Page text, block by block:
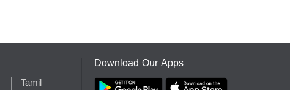
Tamil
Download Our Apps